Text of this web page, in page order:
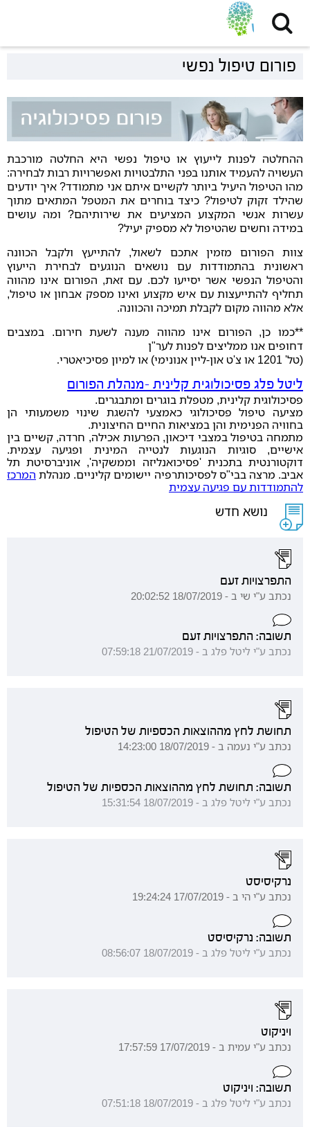
פורום טיפול נפשי
ההחלטה לפנות לייעוץ או טיפול נפשי היא החלטה מורכבת
העשויה להעמיד אותנו בפני התלבטויות ואפשרויות רבות לבחירה:
מהו הטיפול היעיל ביותר לקשיים איתם אני מתמודד? איך יודעים
שהילד זקוק לטיפול? כיצד בוחרים את המטפל המתאים מתוך
עשרות אנשי המקצוע המציעים את שירותיהם? ומה עושים
במידה וחשים שהטיפול לא מספיק יעיל?
צוות הפורום מזמין אתכם לשאול, להתייעץ ולקבל הכוונה
ראשונית בהתמודדות עם נושאים הנוגעים לבחירת הייעוץ
והטיפול הנפשי אשר יסייעו לכם. עם זאת, הפורום אינו מהווה
תחליף להתייעצות עם איש מקצוע ואינו מספק אבחון או טיפול,
אלא מהווה מקום לקבלת תמיכה והכוונה.
**כמו כן, הפורום אינו מהווה מענה לשעת חירום. במצבים
דחופים אנו ממליצים לפנות לער"ן
(טל' 1201 או צ'ט און-ליין אנונימי) או למיון פסיכיאטרי
.
ליטל פלג פסיכולוגית קלינית -מנהלת הפורום
פסיכולוגית קלינית, מטפלת בוגרים ומתבגרים.
מציעה טיפול פסיכולוגי כאמצעי להשגת שינוי משמעותי הן
בחוויה הפנימית והן במציאות החיים החיצונית.
מתמחה בטיפול במצבי דיכאון, הפרעות אכילה, חרדה, קשיים בין
אישיים, סוגיות הנוגעות לנטייה המינית ופגיעה עצמית.
דוקטורנטית בתכנית 'פסיכואנליזה וממשקיה', אוניברסיטת תל
אביב. מרצה בבי"ס לפסיכותרפיה יישומים קליניים. מנהלת המרכז
להתמודדות עם פגיעה עצמית
נושא חדש
התפרצויות זעם
נכתב ע"י שי ב - 18/07/2019 20:02:52
תשובה: התפרצויות זעם
נכתב ע"י ליטל פלג ב - 21/07/2019 07:59:18
תחושת לחץ מההוצאות הכספיות של הטיפול
נכתב ע"י נעמה ב - 18/07/2019 14:23:00
תשובה: תחושת לחץ מההוצאות הכספיות של הטיפול
נכתב ע"י ליטל פלג ב - 18/07/2019 15:31:54
נרקיסיסט
נכתב ע"י הי ב - 17/07/2019 19:24:24
תשובה: נרקיסיסט
נכתב ע"י ליטל פלג ב - 18/07/2019 08:56:07
ויניקוט
נכתב ע"י עמית ב - 17/07/2019 17:57:59
תשובה: ויניקוט
נכתב ע"י ליטל פלג ב - 18/07/2019 07:51:18